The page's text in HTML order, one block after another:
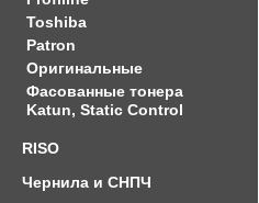
Toshiba
Patron
Оригинальные
Фасованные тонера
Katun, Static Control
RISO
Чернила и СНПЧ